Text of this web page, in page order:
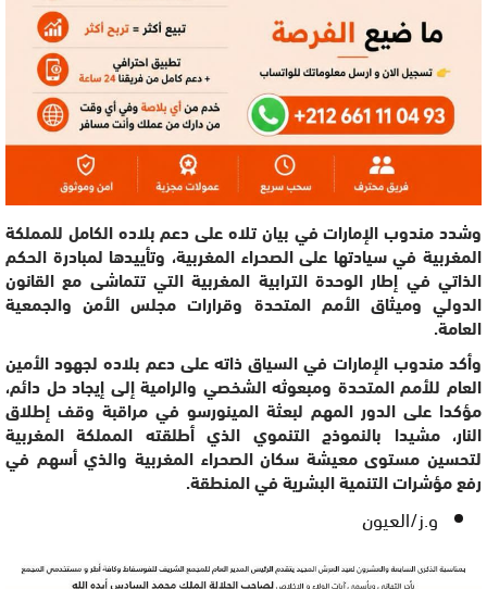
وشدد مندوب الإمارات في بيان تلاه على دعم بلاده الكامل للمملكة
المغربية في سيادتها على الصحراء المغربية، وتأييدها لمبادرة الحكم
الذاتي في إطار الوحدة الترابية المغربية التي تتماشى مع القانون
الدولي وميثاق الأمم المتحدة وقرارات مجلس الأمن والجمعية
العامة.
وأكد مندوب الإمارات في السياق ذاته على دعم بلاده لجهود الأمين
العام للأمم المتحدة ومبعوثه الشخصي والرامية إلى إيجاد حل دائم،
مؤكدا على الدور المهم لبعثة المينورسو في مراقبة وقف إطلاق
النار، مشيدا بالنموذج التنموي الذي أطلقته المملكة المغربية
لتحسين مستوى معيشة سكان الصحراء المغربية والذي أسهم في
رفع مؤشرات التنمية البشرية في المنطقة.
و.ز/العيون